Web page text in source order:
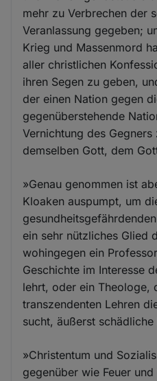
mehr zu Verbrechen der
Veranlassung gegeben;
Krieg und Massenmord
aller christlichen
ihren Segen zu geben,
der einen Nation gegen
gegenüberstehende
Vernichtung des Gegners
demselben Gott, dem
»Genau genommen ist
Kloaken auspumpt, um
ein sehr nützliches Glied
wohingegen ein
Geschichte im Interesse
lehrt, oder ein Theologe,
transzendenten Lehren
sucht, äußerst
»Christentum und
gegenüber wie Feuer